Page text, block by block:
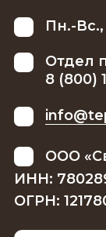
Пн.-Вс.,
Отдел
8 (800)
ООО
ИНН:
ОГРН: